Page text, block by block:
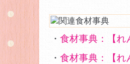
・ 食材事典：【れ
・ 食材事典：【れ